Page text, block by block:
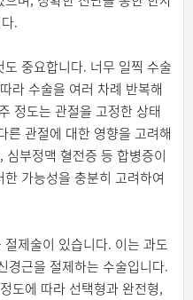
.
중요합니다. 너무 일찍 수술
라 수술을 여러 차례 반복해
정도는 관절을 고정한 상태
른 관절에 대한 영향을 고려해
부정맥 혈전증 등 합병증이
가능성을 충분히 고려하여
제술이 있습니다. 이는 과도
경근을 절제하는 수술입니다.
도에 따라 선택형과 완전형,